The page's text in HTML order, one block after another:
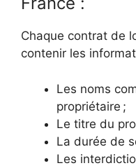
Chaque contrat de
contenir les
Les noms
propriétaire ;
Le titre du
La durée de
Les